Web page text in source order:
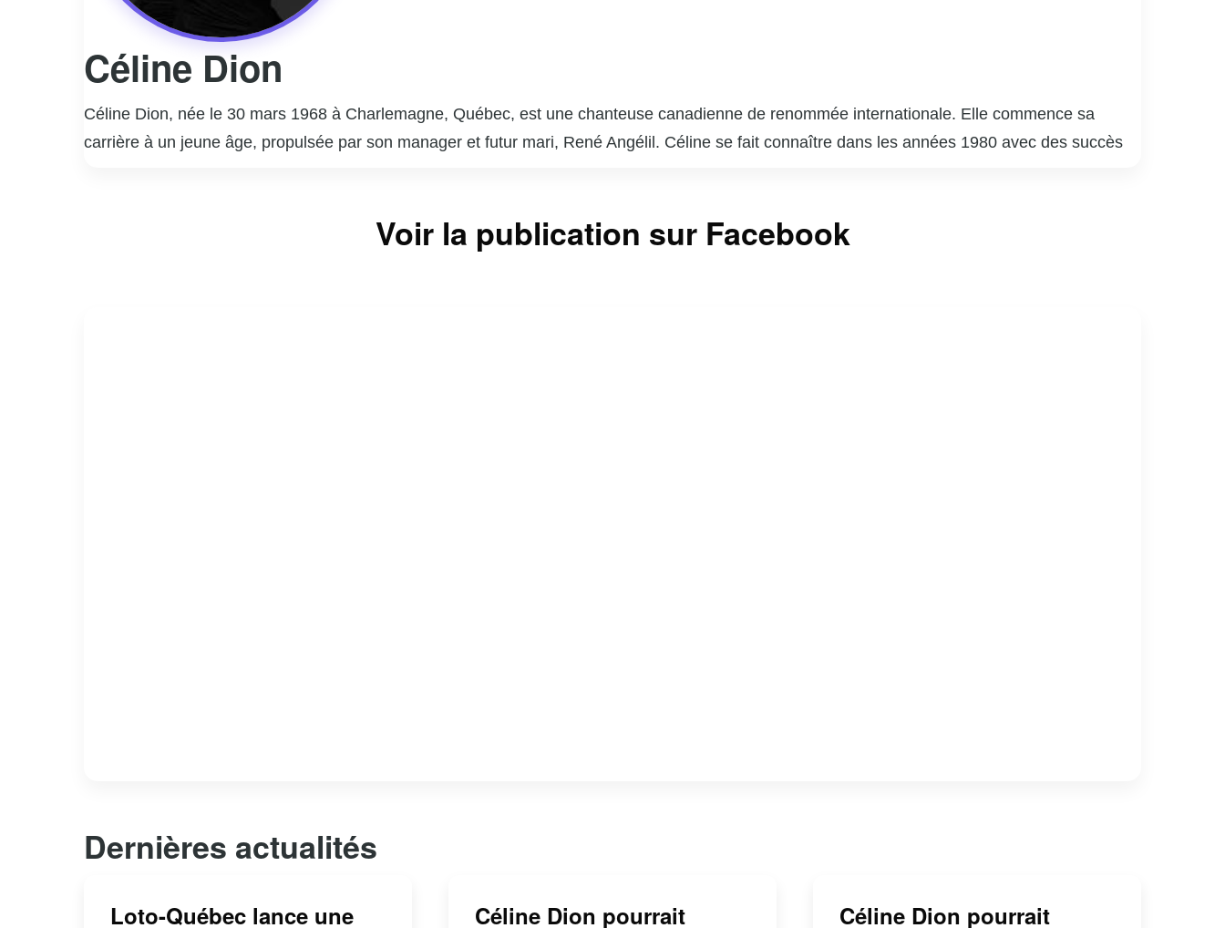
Céline Dion
Céline Dion, née le 30 mars 1968 à Charlemagne, Québec, est une chanteuse canadienne de renommée internationale. Elle commence sa
carrière à un jeune âge, propulsée par son manager et futur mari, René Angélil. Céline se fait connaître dans les années 1980 avec des succès
d’interprétation exceptionnelle, elle a vendu plus de 200 millions d’albums à travers le monde. Céline Dion est également connue pour ses
résidences à Las Vegas, qui ont battu des records d’affluence. En plus de sa carrière musicale, elle est impliquée dans diverses œuvres de
Voir la publication sur Facebook
Dernières actualités
Loto-Québec lance une
Céline Dion pourrait
Céline Dion pourrait